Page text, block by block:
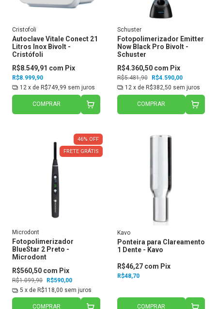
Cristofoli
Autoclave Vitale Conect 21
Litros Inox Bivolt -
Cristófoli
R$8.999,90
R$8.549,91 com Pix
12 x de R$749,99 sem juros
COMPRAR
Schuster
Fotopolimerizador Emitter
Now Black Pro Bivolt -
Schuster
R$5.481,90 R$4.590,00
R$4.360,50 com Pix
12 x de R$382,50 sem juros
COMPRAR
46% OFF
FRETE GRÁTIS
Microdont
Fotopolimerizador
BlueStar 2 Preto -
Microdont
R$1.099,90 R$590,00
R$560,50 com Pix
5 x de R$118,00 sem juros
COMPRAR
Kavo
Ponteira para Clareamento
1 Dente - Kavo
R$48,70
R$46,27 com Pix
COMPRAR